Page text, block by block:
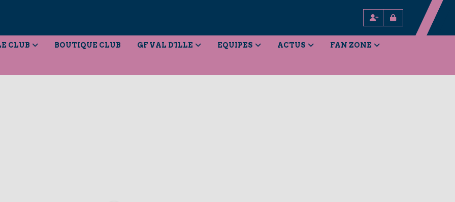
CLUB BOUTIQUE CLUB GF VAL D'ILLE EQUIPES ACTUS FAN ZONE